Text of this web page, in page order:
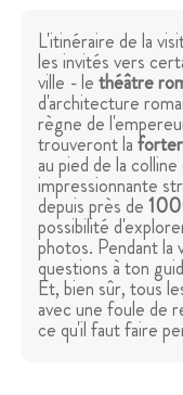
L'itinéraire de la
les invités vers
ville - lethéâtre
d'architecture
règne de
trouveront la
au pied de la
impressionnante
depuis près de
possibilité
photos. Pendant la
questions à ton
Et, bien sûr, tous
avec une foule de
ce qu'il faut faire